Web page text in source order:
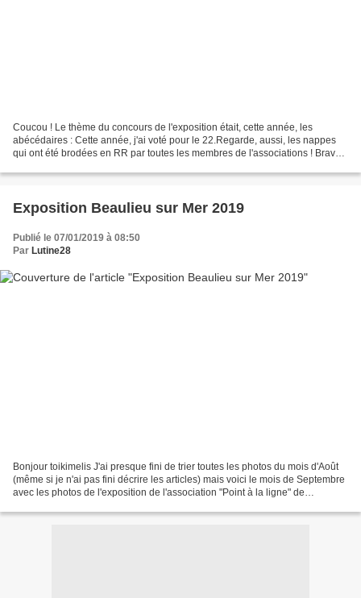
Coucou ! Le thème du concours de l'exposition était, cette année, les
abécédaires : Cette année, j'ai voté pour le 22.Regarde, aussi, les nappes
qui ont été brodées en RR par toutes les membres de l'associations ! Bravo
Exposition Beaulieu sur Mer 2019
Publié le 07/01/2019 à 08:50
Par Lutine28
Bonjour toikimelis J'ai presque fini de trier toutes les photos du mois d'Août
(même si je n'ai pas fini décrire les articles) mais voici le mois de Septembre
avec les photos de l'exposition de l'association "Point à la ligne" de